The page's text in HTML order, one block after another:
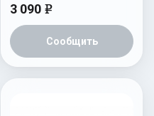
3 090 e
Сообщить